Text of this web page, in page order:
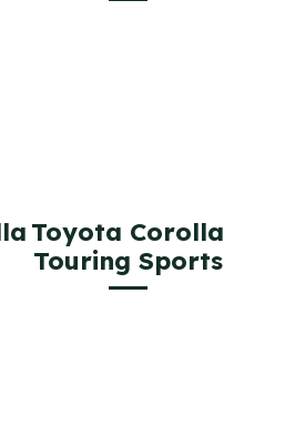
Toyota Corolla
Touring Sports